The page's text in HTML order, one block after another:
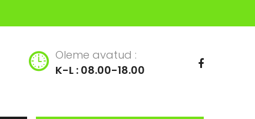
Oleme avatud :
K-L : 08.00-18.00